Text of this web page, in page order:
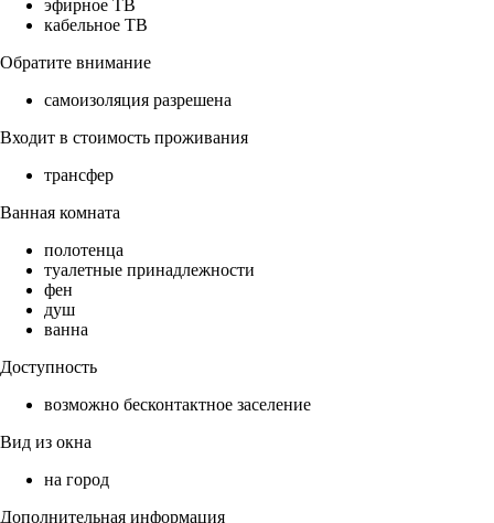
эфирное ТВ
кабельное ТВ
Обратите внимание
самоизоляция разрешена
Входит в стоимость проживания
трансфер
Ванная комната
полотенца
туалетные принадлежности
фен
душ
ванна
Доступность
возможно бесконтактное заселение
Вид из окна
на город
Дополнительная информация